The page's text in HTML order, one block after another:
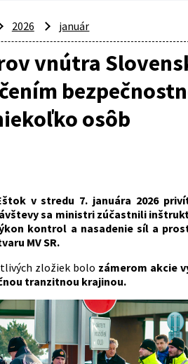
2026 január
vnútra
osôb
v stredu 7. januára 2026
sa ministri zúčastnili
kontrol a nasadenie síl a
MV SR.
zložiek bolo zámerom akcie
tranzitnou krajinou.